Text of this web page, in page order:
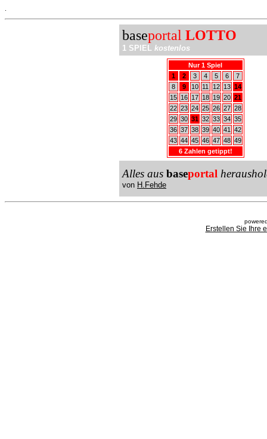
baseportal LOTTO
1 SPIEL kostenlos
Nur 1 Spiel
1
2 3 4 5 6
7
8
9 10 11 12 13 14
15
16 17 18 19 20 21
22 23 24 25 26 27 28
29 30 31 32 33 34 35
36 37 38 39 40 41
42
43 44 45 46 47 48 49
6 Zahlen getippt!
Alles aus baseportal
von H.Fehde
Erstellen Sie Ihre